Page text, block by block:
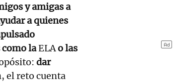
y amigas a
a quienes
laELAo las
dar
el reto cuenta